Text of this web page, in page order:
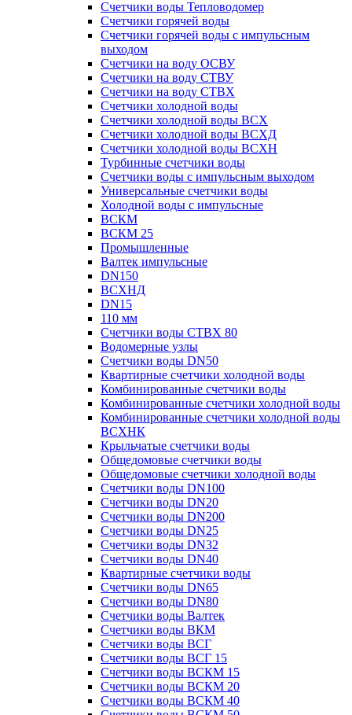
Счетчики воды Тепловодомер
Счетчики горячей воды
Счетчики горячей воды с импульсным
выходом
Счетчики на воду ОСВУ
Счетчики на воду СТВУ
Счетчики на воду СТВХ
Счетчики холодной воды
Счетчики холодной воды ВСХ
Счетчики холодной воды ВСХД
Счетчики холодной воды ВСХН
Турбинные счетчики воды
Счетчики воды с импульсным выходом
Универсальные счетчики воды
Холодной воды с импульсные
ВСКМ
ВСКМ 25
Промышленные
Валтек импульсные
DN150
ВСХНД
DN15
110 мм
Счетчики воды СТВХ 80
Водомерные узлы
Счетчики воды DN50
Квартирные счетчики холодной воды
Комбинированные счетчики воды
Комбинированные счетчики холодной воды
Комбинированные счетчики холодной воды
ВСХНК
Крыльчатые счетчики воды
Общедомовые счетчики воды
Общедомовые счетчики холодной воды
Счетчики воды DN100
Счетчики воды DN20
Счетчики воды DN200
Счетчики воды DN25
Счетчики воды DN32
Счетчики воды DN40
Квартирные счетчики воды
Счетчики воды DN65
Счетчики воды DN80
Счетчики воды Валтек
Счетчики воды ВКМ
Счетчики воды ВСГ
Счетчики воды ВСГ 15
Счетчики воды ВСКМ 15
Счетчики воды ВСКМ 20
Счетчики воды ВСКМ 40